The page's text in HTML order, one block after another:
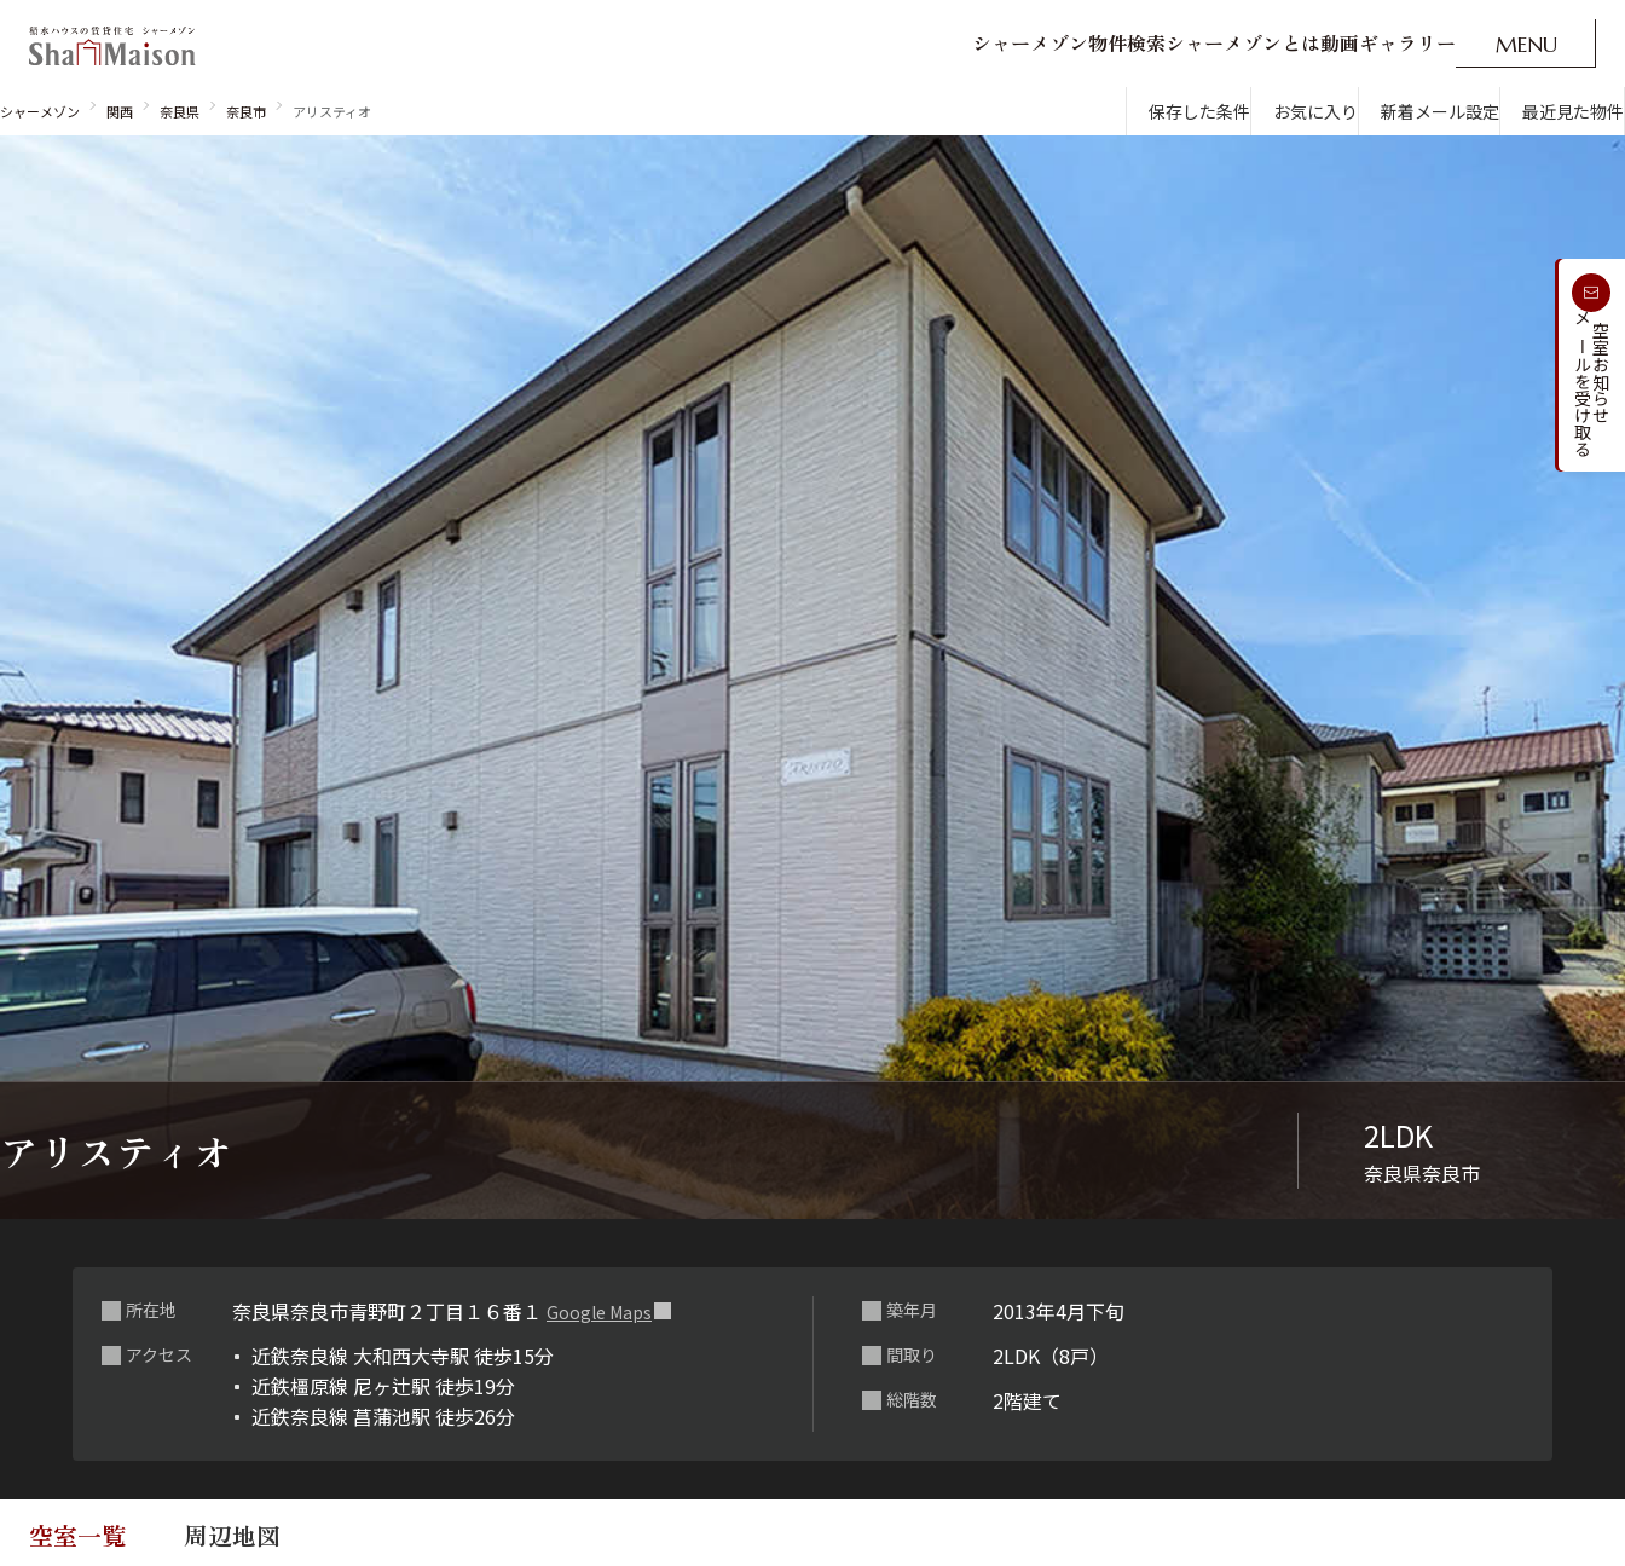
シ ャーメ ゾン物件検索シ ャーメ ゾン とは動画ギャ ラ リ ー MENU
O
新着メール設定 最近見た物件 CLOSE
関東
中部
市区郡・路線・駅から探す
地図から探す
シャーメゾンとは シャーメゾンセレクション ルームツアー
動画ギャラリー ShaMaison STYLE
シャーメゾンショップを探す
らくらく内見
シャーメゾンライフサポート
自立型サービス付き・シニア向け
お問い合わせ・よくある質問
シャーメゾンライフ CLUB
らくらくパートナー
シャーメゾンライフ GUARD
らくらくプラチナ
新着メールを
受け取る
シャーメゾン 関西 奈良県 奈良市 アリスティオ 保存した条件 お気に入り 新着メール設定 最近見た物件
アリスティオ 2LDK
奈良県奈良市
所在地 奈良県奈良市青野町２丁目１６番１ Google Maps
アクセス
近鉄奈良線 大和西大寺駅 徒歩15分
近鉄橿原線 尼ヶ辻駅 徒歩19分
近鉄奈良線 菖蒲池駅 徒歩26分
築年月 2013年4月下旬
間取り 2LDK（8戸）
総階数 2階建て
空室一覧 周辺地図
空室お知らせ
メールを受け取る